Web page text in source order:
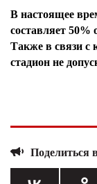
В настоящее
составляет 50%
Также в связи с
стадион не
Поделиться